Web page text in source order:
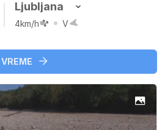
Ljubljana
4km/h V
VREME